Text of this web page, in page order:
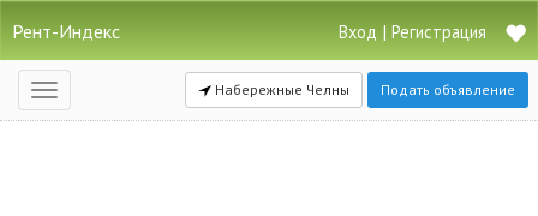
Рент-Индекс Вход | Регистрация
Открыть
навигацию
Набережные Челны Подать объявление